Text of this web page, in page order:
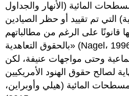
المائية (الأنهار والجداول
التي تم تقييد أو حظر الصيادين
قانونًا على الرغم من مطالباتهم
بالحقوق التعاهدية» (Nagel، 1996). أدت بعض عمليات
وحتى مواجهات عنيفة، لكن
لصالح حقوق الهنود الأمريكيين
المائية (هيلي وأوبراين،